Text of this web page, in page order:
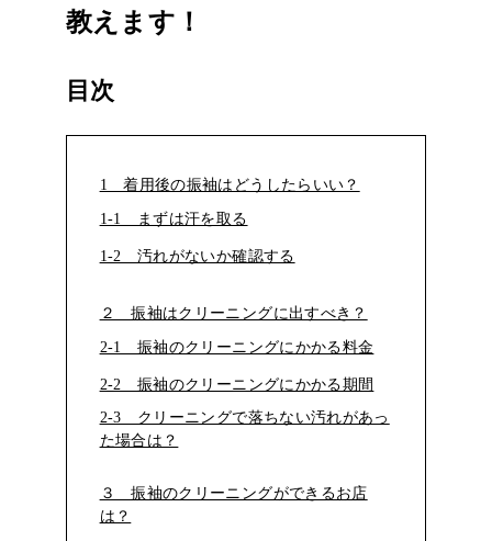
教えます！
目次
1 着用後の振袖はどうしたらいい？
1-1 まずは汗を取る
1-2 汚れがないか確認する
２ 振袖はクリーニングに出すべき？
2-1 振袖のクリーニングにかかる料金
2-2 振袖のクリーニングにかかる期間
2-3 クリーニングで落ちない汚れがあっ
た場合は？
３ 振袖のクリーニングができるお店
は？